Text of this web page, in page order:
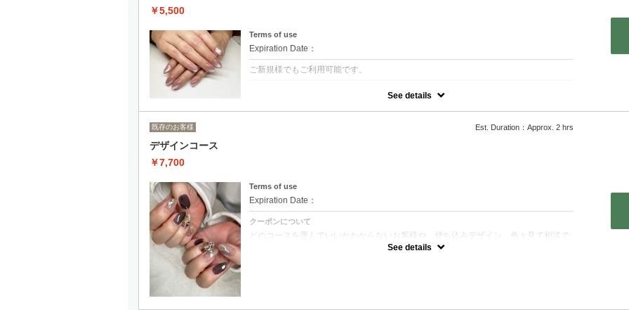
￥5,500
Terms of use
Expiration Date：
ご新規様でもご利用可能です。
ミラー、オーロラはグラデーションも可能です。
See details
既存のお客様 Est. Duration：Approx. 2 hrs
デザインコース
￥7,700
Terms of use
Expiration Date：
クーポンについて
どのコースを選んでいいかわからないお客様や、持ち込みデザイン、色々見て相談で
See details